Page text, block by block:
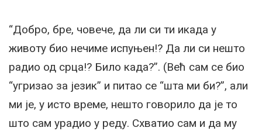
“Добро, бре, човече, да ли си ти икада у
животу био нечиме испуњен!? Да ли си нешто
радио од срца!? Било када?”. (Већ сам се био
“угризао за језик” и питао се “шта ми би?”, али
ми је, у исто време, нешто говорило да је то
што сам урадио у реду. Схватио сам и да му